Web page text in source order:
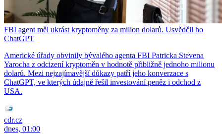
FBI agent měl ukrást kryptoměny za milion dolarů. Usvědčil ho
ChatGPT
Americké úřady obvinily bývalého agenta FBI Patricka Stevena
Yarocha z odcizení kryptoměn v hodnotě přibližně jednoho milionu
dolarů. Mezi nejzajímavější důkazy patří jeho konverzace s
ChatGPT, ve kterých údajně řešil investování peněz i odchod z
USA.
cdr.cz
dnes, 01:00